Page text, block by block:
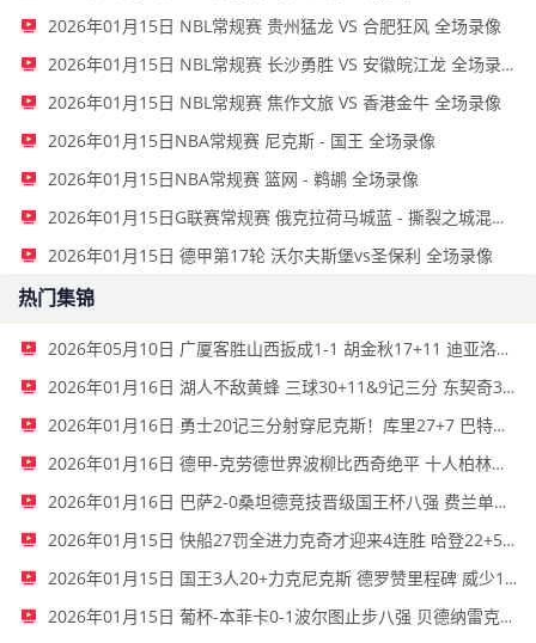
2026年01月15日 NBL常规赛 贵州猛龙 VS 合肥狂风 全场录像
2026年01月15日 NBL常规赛 长沙勇胜 VS 安徽皖江龙 全场录像
2026年01月15日 NBL常规赛 焦作文旅 VS 香港金牛 全场录像
2026年01月15日NBA常规赛 尼克斯 - 国王 全场录像
2026年01月15日NBA常规赛 篮网 - 鹈鹕 全场录像
2026年01月15日G联赛常规赛 俄克拉荷马城蓝 - 撕裂之城混音 全场录像
2026年01月15日 德甲第17轮 沃尔夫斯堡vs圣保利 全场录像
热门集锦
2026年05月10日 广厦客胜山西扳成1-1 胡金秋17+11 迪亚洛关键上篮不中
2026年01月16日 湖人不敌黄蜂 三球30+11&9记三分 东契奇39分 詹姆斯29+9+6
2026年01月16日 勇士20记三分射穿尼克斯！库里27+7 巴特勒32+8 穆迪三分9中7
2026年01月16日 德甲-克劳德世界波柳比西奇绝平 十人柏林联合1-1奥格斯堡
2026年01月16日 巴萨2-0桑坦德竞技晋级国王杯八强 费兰单刀球破门亚马尔建功
2026年01月15日 快船27罚全进力克奇才迎来4连胜 哈登22+5+8 伦纳德33分4断
2026年01月15日 国王3人20+力克尼克斯 德罗赞里程碑 威少11助 布伦森伤退
2026年01月15日 葡杯-本菲卡0-1波尔图止步八强 贝德纳雷克制胜帕夫利季斯失良机